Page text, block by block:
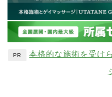
PR 本格的な施術を受け